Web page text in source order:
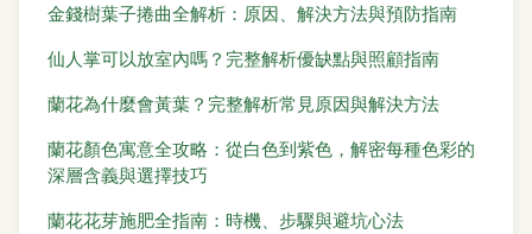
金錢樹葉子捲曲全解析：原因、解決方法與預防指南
仙人掌可以放室內嗎？完整解析優缺點與照顧指南
蘭花為什麼會黃葉？完整解析常見原因與解決方法
蘭花顏色寓意全攻略：從白色到紫色，解密每種色彩的
深層含義與選擇技巧
蘭花花芽施肥全指南：時機、步驟與避坑心法